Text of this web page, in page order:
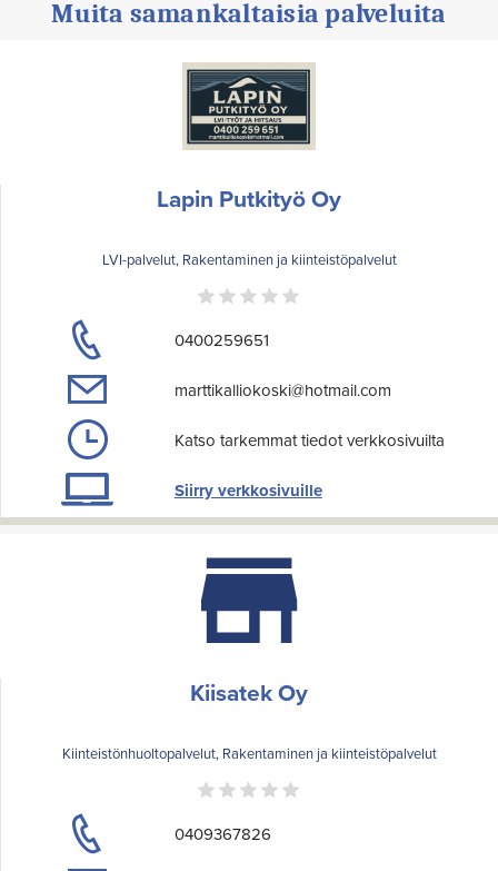
Muita samankaltaisia palveluita
Lapin Putkityö Oy
LVI-palvelut, Rakentaminen ja kiinteistöpalvelut
0400259651
marttikalliokoski@hotmail.com
Katso tarkemmat tiedot verkkosivuilta
Siirry verkkosivuille
Kiisatek Oy
Kiinteistönhuoltopalvelut, Rakentaminen ja kiinteistöpalvelut
0409367826